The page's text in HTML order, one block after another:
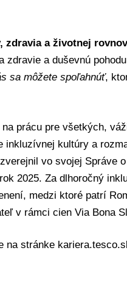
zdravia a životnej
zdravie a duševnú
sa môžete spoľahnúť,
prácu pre všetkých,
inkluzívnej kultúry a
vo svojej Správe
2025. Za dlhoročný
medzi ktoré patrí
v rámci cien Via Bona
na stránke